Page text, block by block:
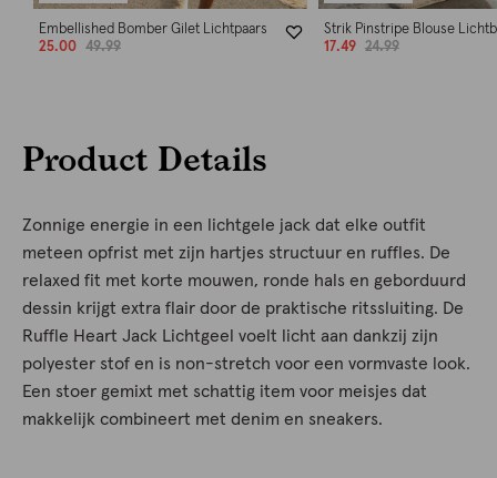
Embellished Bomber Gilet Lichtpaars
25.00
49.99
Strik Pinstripe Blouse
17.49
24.99
Product Details
Zonnige energie in een lichtgele jack dat elke outfit
meteen opfrist met zijn hartjes structuur en ruffles. De
relaxed fit met korte mouwen, ronde hals en geborduurd
dessin krijgt extra flair door de praktische ritssluiting. De
Ruffle Heart Jack Lichtgeel voelt licht aan dankzij zijn
polyester stof en is non-stretch voor een vormvaste look.
Een stoer gemixt met schattig item voor meisjes dat
makkelijk combineert met denim en sneakers.